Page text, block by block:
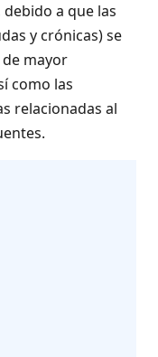
a que las
y crónicas) se
mayor
como las
relacionadas al